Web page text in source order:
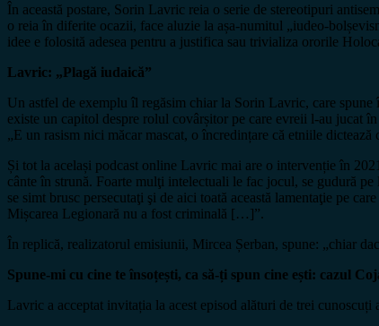
În această postare, Sorin Lavric reia o serie de stereotipuri
o reia în diferite ocazii, face aluzie la așa-numitul „iudeo-
idee e folosită adesea pentru a justifica sau trivializa ororile
Lavric: „Plagă iudaică”
Un astfel de exemplu îl regăsim chiar la Sorin Lavric, care
existe un capitol despre rolul covârșitor pe care evreii l-au jucat
„E un rasism nici măcar mascat, o încredințare că etniile
Și tot la același podcast online Lavric mai are o intervenție în
cânte în strună. Foarte mulţi intelectuali le fac jocul, se gudură
se simt brusc persecutaţi şi de aici toată această lamentaţie pe
Mișcarea Legionară nu a fost criminală […]”.
În replică, realizatorul emisiunii, Mircea Șerban, spune: „chiar
Spune-mi cu cine te însoțești, ca să-ți spun cine ești: cazul
Lavric a acceptat invitația la acest episod alături de trei